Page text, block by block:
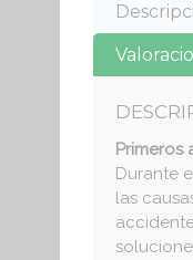
Primeros
Durante
las